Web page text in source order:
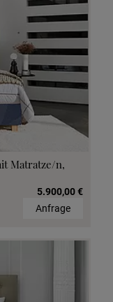
Matratze/n,
5.900,00 €
Anfrage